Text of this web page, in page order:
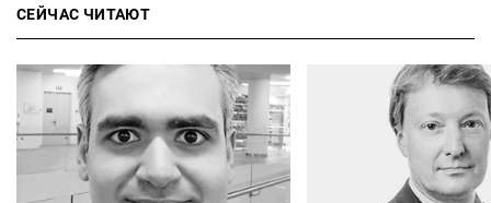
СЕЙЧАС ЧИТАЮТ